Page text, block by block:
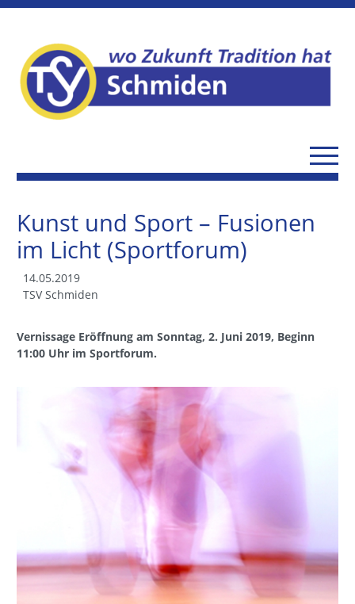
Kunst und Sport – Fusionen
im Licht (Sportforum)
14.05.2019
TSV Schmiden
Vernissage Eröffnung am Sonntag, 2. Juni 2019, Beginn
11:00 Uhr im Sportforum.